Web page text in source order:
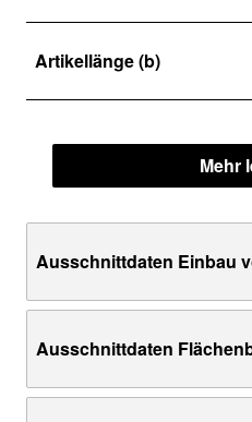
Artikellänge (b)
Mehr
Ausschnittdaten Einbau
Ausschnittdaten